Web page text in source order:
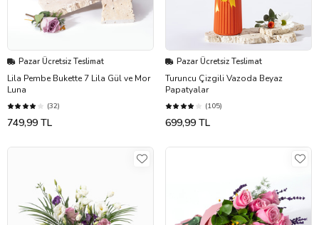
Pazar Ücretsiz Teslimat
Lila Pembe Bukette 7 Lila Gül ve Mor
Luna
(32)
749,99 TL
Pazar Ücretsiz Teslimat
Turuncu Çizgili Vazoda Beyaz
Papatyalar
(105)
699,99 TL